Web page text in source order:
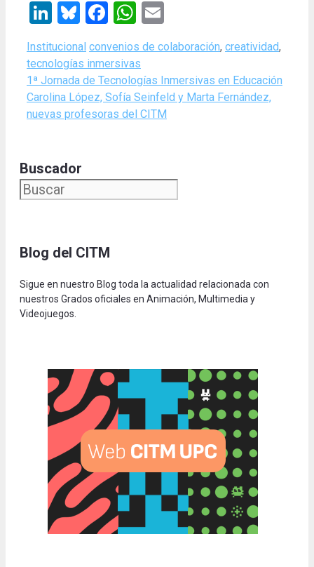
LinkedIn
Bluesky
Facebook
WhatsApp
Categories
Institucional Tags
convenios de colaboración, creatividad,
tecnologías inmersivas
1ª Jornada de Tecnologías Inmersivas en Educación
Carolina López, Sofía Seinfeld y Marta Fernández,
nuevas profesoras del CITM
Buscador
Blog del CITM
Sigue en nuestro Blog toda la actualidad relacionada con
nuestros Grados oficiales en Animación, Multimedia y
Videojuegos.